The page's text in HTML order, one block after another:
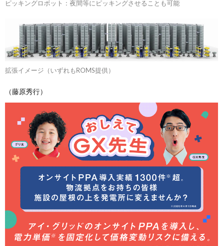
ピッキングロボット：夜間等にピッキングさせることも可能
拡張イメージ（いずれもROMS提供）
（藤原秀行）